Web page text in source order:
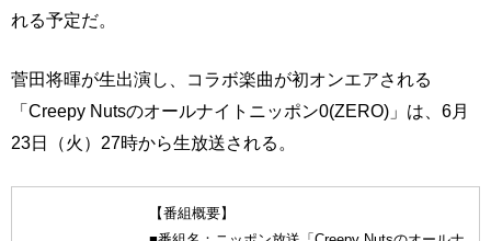
れる予定だ。
菅田将暉が生出演し、コラボ楽曲が初オンエアされる
「Creepy Nutsのオールナイトニッポン0(ZERO)」は、6月
23日（火）27時から生放送される。
【番組概要】